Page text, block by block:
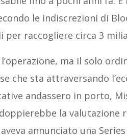
le indiscrezioni di
raccogliere circa 3
ma il solo
che sta attraversando
andassero in porto,
la valutazione
annunciato una